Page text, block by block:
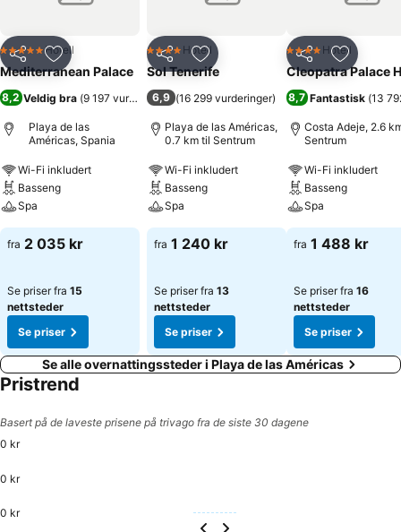
Del Legg til i favoritter
5 StjernerHotell
Mediterranean Palace
8,2 Veldig bra (9 197 vurderinger )
Playa de las
Américas, Spania
Wi-Fi inkludert
Basseng
Spa
fra 2 035 kr
Se priser fra 15
nettsteder
Se priser
Del Legg til i favoritter
4 StjernerHotell
Sol Tenerife
6,9 (16 299 vurderinger)
Playa de las Américas,
0.7 km til Sentrum
Wi-Fi inkludert
Basseng
Spa
fra 1 240 kr
Se priser fra 13
nettsteder
Se priser
Del Legg til
4 StjernerHotell
Cleopatra Palace
8,7 Fantastisk (13
Costa Adeje, 2.6
Sentrum
Wi-Fi inkludert
Basseng
Spa
fra 1 488 kr
Se priser fra 16
nettsteder
Se priser
Se alle overnattingssteder i Playa de las Américas
Pristrend
Basert på de laveste prisene på trivago fra de siste 30 dagene
0 kr
0 kr
0 kr